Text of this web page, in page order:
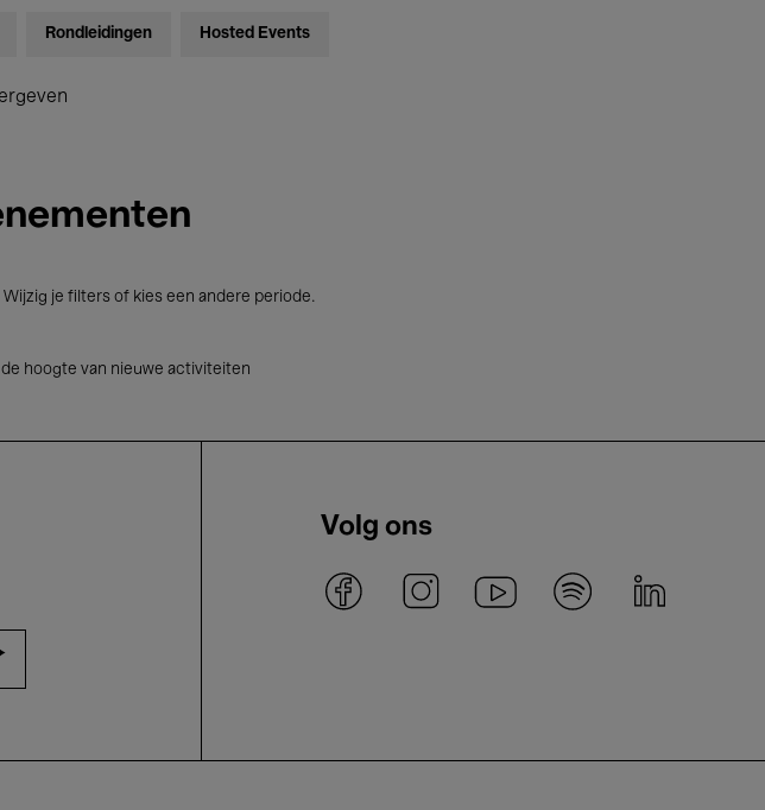
Rondleidingen Hosted Events
je filters of kies een andere periode.
hoogte van nieuwe activiteiten
Volg ons